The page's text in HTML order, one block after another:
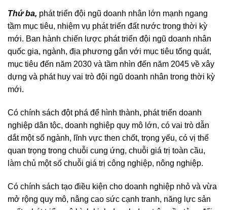
Thứ ba, phát triển đội ngũ doanh nhân lớn mạnh ngang
tầm mục tiêu, nhiệm vụ phát triển đất nước trong thời kỳ
mới. Ban hành chiến lược phát triển đội ngũ doanh nhân
quốc gia, ngành, địa phương gắn với mục tiêu tổng quát,
mục tiêu đến năm 2030 và tầm nhìn đến năm 2045 về xây
dựng và phát huy vai trò đội ngũ doanh nhân trong thời kỳ
mới.
Có chính sách đột phá để hình thành, phát triển doanh
nghiệp dân tộc, doanh nghiệp quy mô lớn, có vai trò dẫn
dắt một số ngành, lĩnh vực then chốt, trọng yếu, có vị thế
quan trọng trong chuỗi cung ứng, chuỗi giá trị toàn cầu,
làm chủ một số chuỗi giá trị công nghiệp, nông nghiệp.
Có chính sách tạo điều kiện cho doanh nghiệp nhỏ và vừa
mở rộng quy mô, nâng cao sức cạnh tranh, năng lực sản